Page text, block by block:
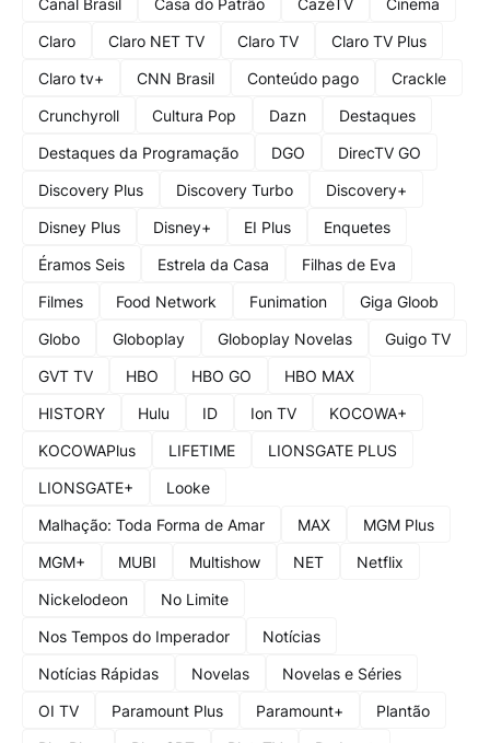
Claro
Claro NET TV Claro TV
Claro TV Plus
Claro tv+
CNN Brasil Conteúdo pago
Crackle
Crunchyroll
Cultura Pop Dazn
Destaques
Destaques da Programação
DGO
DirecTV GO
Discovery Plus
Discovery Turbo
Discovery+
Disney Plus
Disney+ EI Plus
Enquetes
Éramos Seis
Estrela da Casa
Filhas de Eva
Filmes
Food Network Funimation
Giga Gloob
Globo
Globoplay Globoplay Novelas
Guigo TV
GVT TV
HBO HBO GO
HBO MAX
HISTORY
Hulu ID Ion TV
KOCOWA+
KOCOWAPlus
LIFETIME
LIONSGATE PLUS
LIONSGATE+
Looke
Malhação: Toda Forma de Amar
MAX
MGM Plus
MGM+
MUBI Multishow NET
Netflix
Nickelodeon
No Limite
Nos Tempos do Imperador
Notícias
Notícias Rápidas
Novelas
Novelas e Séries
OI TV
Paramount Plus Paramount+
Plantão